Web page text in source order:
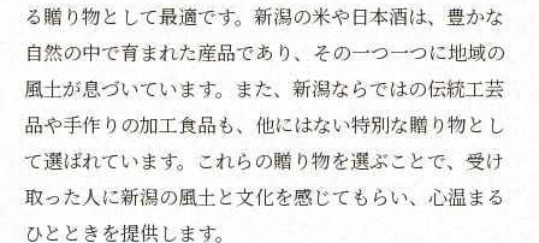
冬の寒さが生んだ新潟の美酒
贈り物に適した新潟の日本酒選び
新潟の酒蔵が醸す季節の香り
新潟の日本酒が持つ特別な魅力
日本酒が繋ぐ贈る側の心と受け取る側の絆
地域の伝統工芸品が彩る特別なお歳暮
る贈り物として最適です。新潟の米や日本酒は、豊かな
自然の中で育まれた産品であり、その一つ一つに地域の
風土が息づいています。また、新潟ならではの伝統工芸
品や手作りの加工食品も、他にはない特別な贈り物とし
て選ばれています。これらの贈り物を選ぶことで、受け
取った人に新潟の風土と文化を感じてもらい、心温まる
ひとときを提供します。